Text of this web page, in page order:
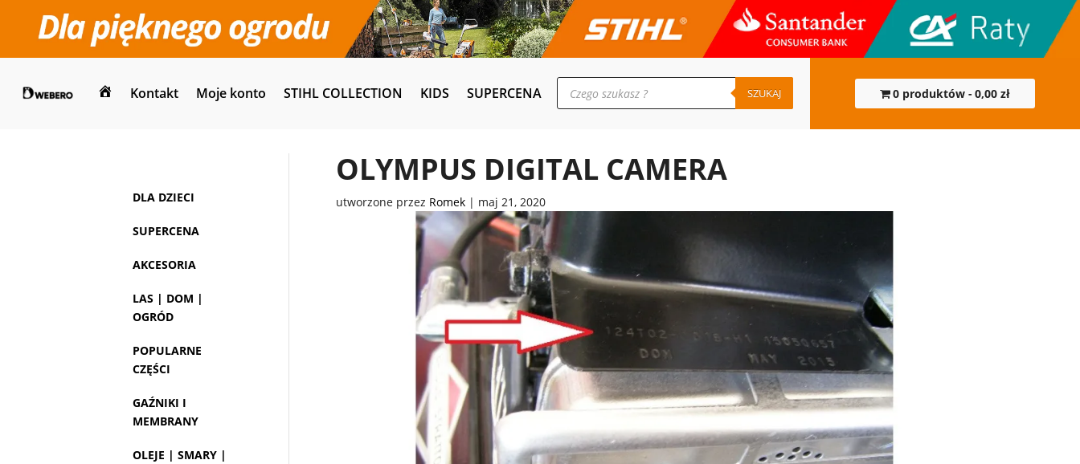
Dom Kontakt Moje konto STIHL COLLECTION KIDS SUPERCENA
Wyszukiwarka
produktów SZUKAJ 0 produktów 0,00 zł
OLYMPUS DIGITAL CAMERA
utworzone przez Romek| maj 21, 2020
DLA DZIECI
SUPERCENA
AKCESORIA
LAS | DOM |
OGRÓD
POPULARNE
CZĘŚCI
GAŹNIKI I
MEMBRANY
OLEJE | SMARY |